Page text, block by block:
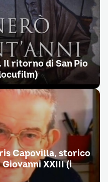
Il ritorno di San Pio
Capovilla, storico
XXIII (i